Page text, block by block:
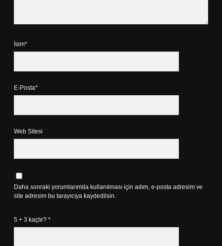
İsim*
E-Posta*
Web Sitesi
Daha sonraki yorumlarımda kullanılması için adım, e-posta adresim ve
site adresim bu tarayıcıya kaydedilsin.
5 + 3 kaçtır? *